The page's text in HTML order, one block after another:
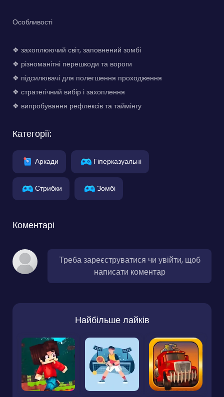
Особливості
❖ захоплюючий світ, заповнений зомбі
❖ різноманітні перешкоди та вороги
❖ підсилювачі для полегшення проходження
❖ стратегічний вибір і захоплення
❖ випробування рефлексів та таймінгу
Категорії:
Аркади Гіперказуальні
Стрибки Зомбі
Коментарі
Треба зареєструватися чи увійти, щоб
написати коментар
Найбільше лайків